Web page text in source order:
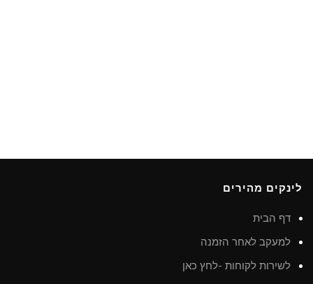
לינקים מהירים
דף הבית
למעקב לאחר הזמנה
לשירות לקוחות -לחץ כאן